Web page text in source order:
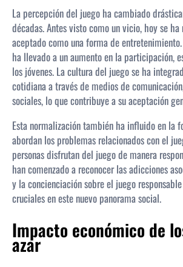
La percepción del juego ha cambiado
décadas. Antes visto como un vicio, hoy se
aceptado como una forma de
ha llevado a un aumento en la participación,
los jóvenes. La cultura del juego se ha
cotidiana a través de medios de
sociales, lo que contribuye a su aceptación
Esta normalización también ha influido en la
abordan los problemas relacionados con el
personas disfrutan del juego de manera
han comenzado a reconocer las adicciones
y la concienciación sobre el juego
cruciales en este nuevo panorama social.
Impacto económico de
azar